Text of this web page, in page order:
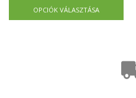
OPCIÓK VÁLASZTÁSA